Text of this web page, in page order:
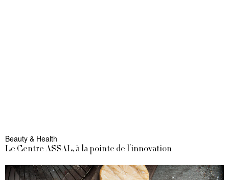
Beauty & Health
Le Centre ASSAL, à la pointe de l’innovation